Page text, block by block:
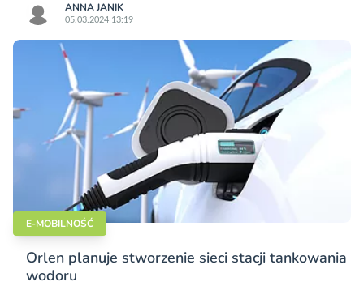
ANNA JANIK
05.03.2024 13:19
E-MOBILNOŚĆ
Orlen planuje stworzenie sieci stacji tankowania
wodoru